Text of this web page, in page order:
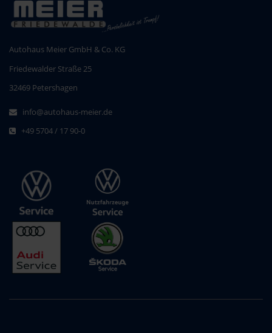
Autohaus Meier GmbH & Co. KG
Friedewalder Straße 25
32469 Petershagen
info@autohaus-meier.de
+49 5704 / 17 90-0